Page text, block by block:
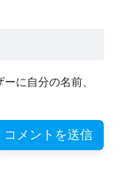
に自分の名前、